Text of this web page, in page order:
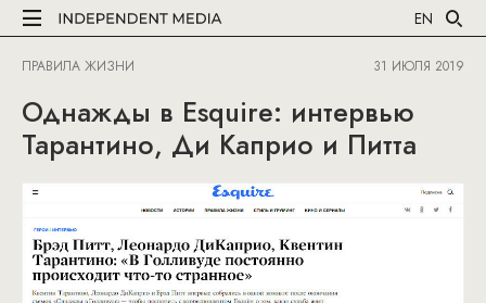
EN
ПРАВИЛА ЖИЗНИ 31 ИЮЛЯ 2019
Однажды в Esquire: интервью
Тарантино, Ди Каприо и Питта